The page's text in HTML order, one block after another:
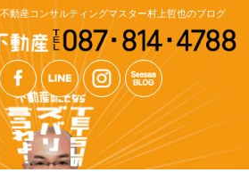
動産コンサルティングマスター村上哲也のブログ